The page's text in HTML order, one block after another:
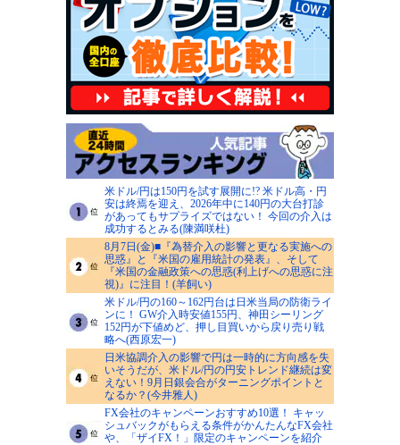
米ドル/円は150円を試す展開に!? 米ドル高・円
安は終焉を迎え、2026年中に140円の大台打診
があってもサプライズではない！ 今回の介入は
成功するとみる(陳満咲杜)
8月7日(金)■『為替介入の影響と更なる実施への
思惑』と『米国の雇用統計の発表』、そして
『米国の金融政策への思惑(利上げへの思惑に注
視)』に注目！(羊飼い)
米ドル/円の160～162円台は日米当局の防衛ライ
ンに！ GW介入時安値155円、神田シーリング
152円が下値めど、押し目買いから戻り売り戦
略へ(西原宏一)
日米協調介入の影響で円は一時的に方向感を失
いそうだが、米ドル/円の円安トレンド継続は変
えない！9月日銀会合がターニングポイントと
なるか？(今井雅人)
FX会社のキャンペーンおすすめ10選！ キャッ
シュバックがもらえる条件がかんたんなFX会社
や、「ザイFX！」限定のキャンペーンを紹介